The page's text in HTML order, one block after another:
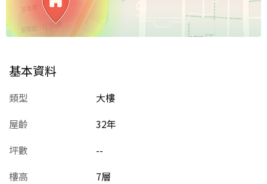
基本資料
類型
大樓
屋齡
32年
坪數
--
樓高
7層